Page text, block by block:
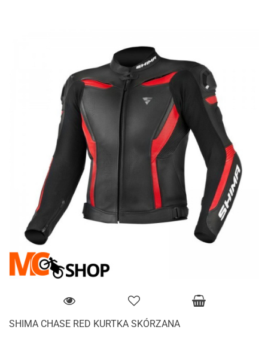
SHIMA CHASE RED KURTKA SKÓRZANA